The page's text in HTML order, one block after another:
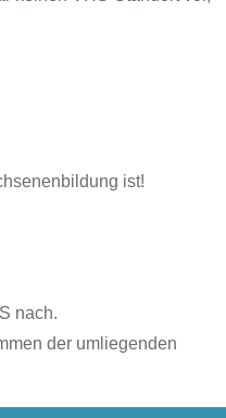
ist!
nach.
der umliegenden